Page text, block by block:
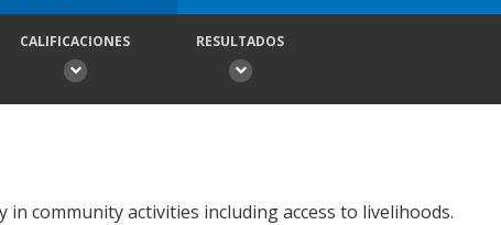
CALIFICACIONES RESULTADOS
community activities including access to livelihoods.